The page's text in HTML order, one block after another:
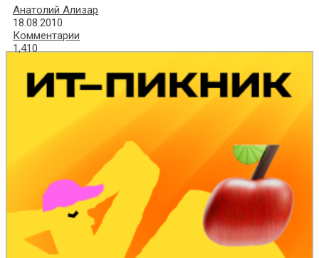
Анатолий Ализар
18.08.2010
Комментарии
1,410